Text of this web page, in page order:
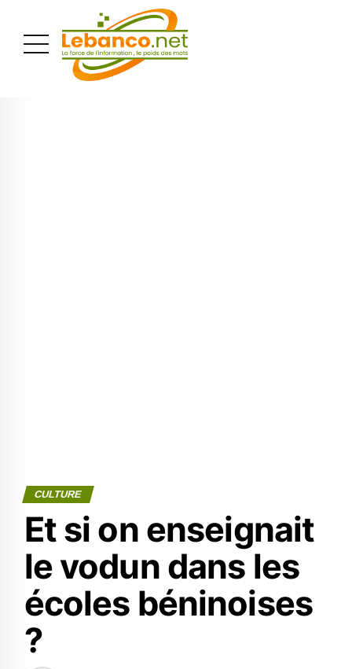
CULTURE
Et si on enseignait
le vodun dans les
écoles béninoises
?